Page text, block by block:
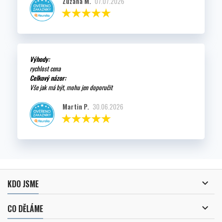
Výhody:
rychlost cena
Celkový názor:
Vše jak má být, mohu jen doporučit
Martin P. 30.06.2026
KDO JSME 
CO DĚLÁME 